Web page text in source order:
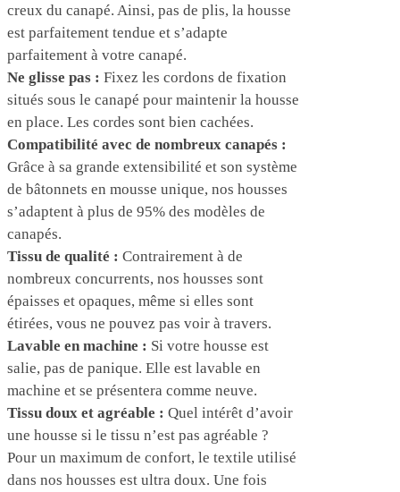
creux du canapé. Ainsi, pas de plis, la housse
est parfaitement tendue et s’adapte
parfaitement à votre canapé.
Ne glisse pas : Fixez les cordons de fixation
situés sous le canapé pour maintenir la housse
en place. Les cordes sont bien cachées.
Compatibilité avec de nombreux canapés :
Grâce à sa grande extensibilité et son système
de bâtonnets en mousse unique, nos housses
s’adaptent à plus de 95% des modèles de
canapés.
Tissu de qualité : Contrairement à de
nombreux concurrents, nos housses sont
épaisses et opaques, même si elles sont
étirées, vous ne pouvez pas voir à travers.
Lavable en machine : Si votre housse est
salie, pas de panique. Elle est lavable en
machine et se présentera comme neuve.
Tissu doux et agréable : Quel intérêt d’avoir
une housse si le tissu n’est pas agréable ?
Pour un maximum de confort, le textile utilisé
dans nos housses est ultra doux. Une fois